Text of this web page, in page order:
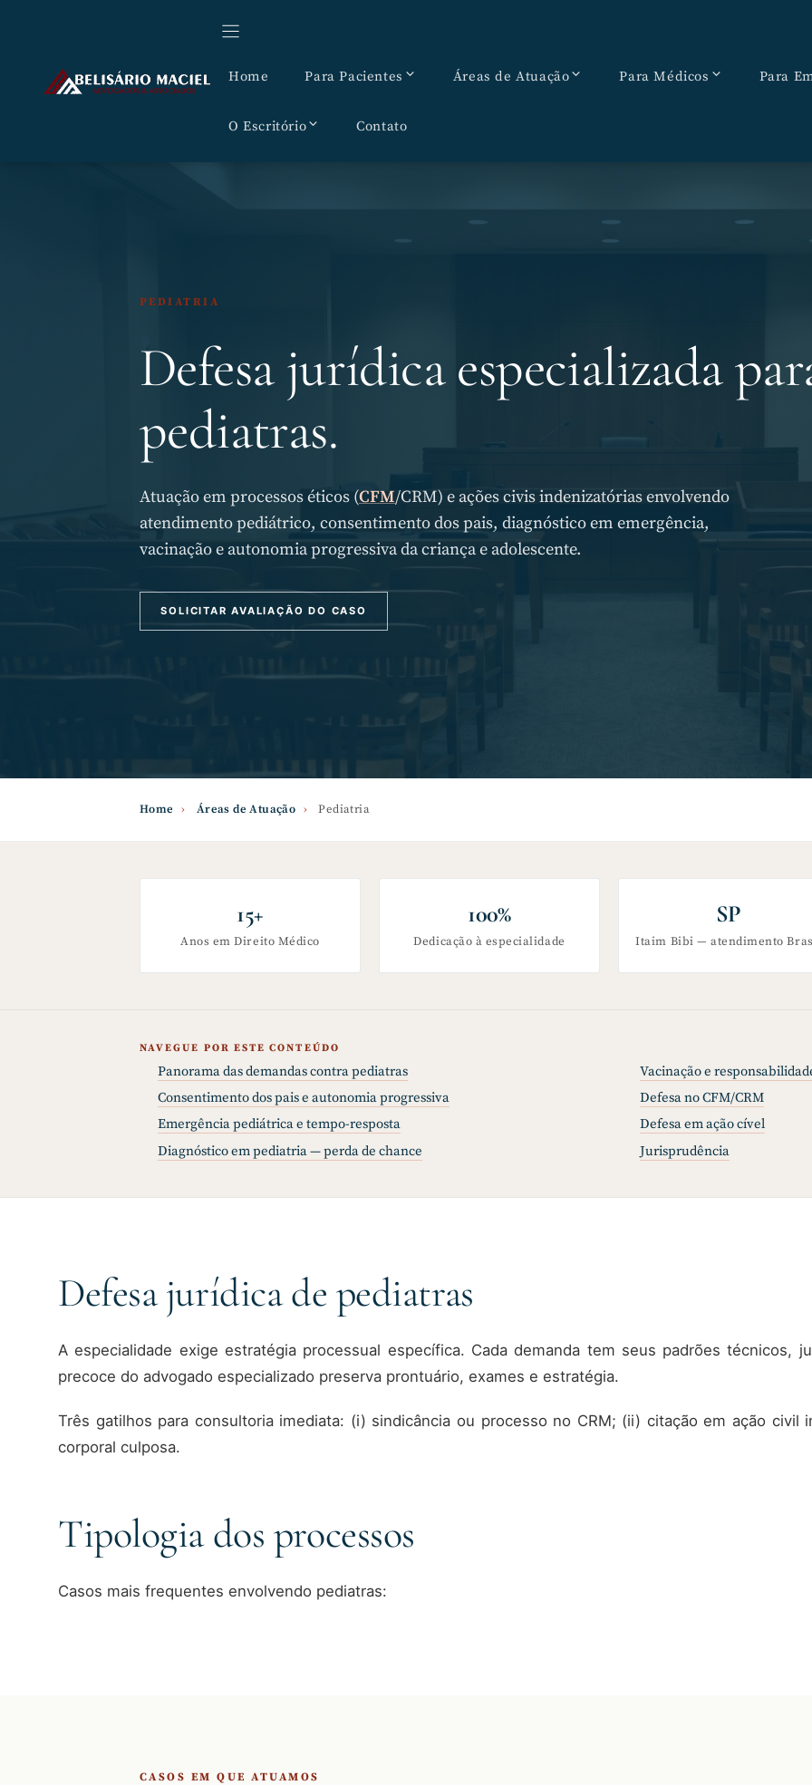
conteúdo
Home Para Pacientes Áreas de Atuação Para Médicos Para
O Escritório Contato
PEDIATRIA
Defesa jurídica especializada
pediatras.
Atuação em processos éticos (CFM/CRM) e ações civis indenizatórias envolvendo
atendimento pediátrico, consentimento dos pais, diagnóstico em emergência,
vacinação e autonomia progressiva da criança e adolescente.
SOLICITAR AVALIAÇÃO DO CASO
Home › Áreas de Atuação › Pediatria
15+
Anos em Direito Médico
100%
Dedicação à especialidade
SP
Itaim Bibi — atendimento
NAVEGUE POR ESTE CONTEÚDO
Panorama das demandas contra pediatras
Consentimento dos pais e autonomia progressiva
Emergência pediátrica e tempo-resposta
Diagnóstico em pediatria — perda de chance
Vacinação e
Defesa no CFM/CRM
Defesa em ação cível
Jurisprudência
Defesa jurídica de pediatras
A especialidade exige estratégia processual específica. Cada demanda tem seus padrões técnicos,
precoce do advogado especializado preserva prontuário, exames e estratégia.
Três gatilhos para consultoria imediata: (i) sindicância ou processo no CRM; (ii) citação em ação civil
corporal culposa.
Tipologia dos processos
Casos mais frequentes envolvendo pediatras:
CASOS EM QUE ATUAMOS